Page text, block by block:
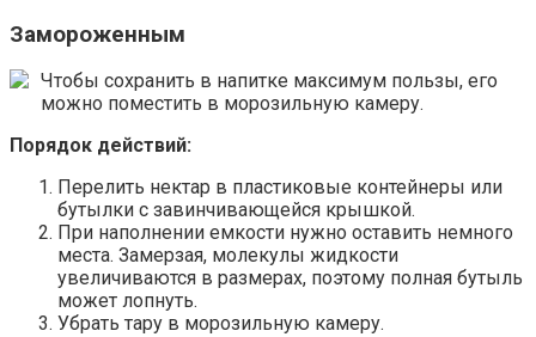
Замороженным
Чтобы сохранить в напитке максимум пользы, его
можно поместить в морозильную камеру.
Порядок действий:
Перелить нектар в пластиковые контейнеры или
бутылки с завинчивающейся крышкой.
При наполнении емкости нужно оставить немного
места. Замерзая, молекулы жидкости
увеличиваются в размерах, поэтому полная бутыль
может лопнуть.
Убрать тару в морозильную камеру.